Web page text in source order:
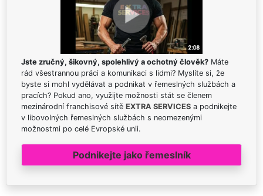
Jste zručný, šikovný, spolehlivý a ochotný člověk? Máte
rád všestrannou práci a komunikaci s lidmi? Myslíte si, že
byste si mohl vydělávat a podnikat v řemeslných službách a
pracích? Pokud ano, využijte možnosti stát se členem
mezinárodní franchisové sítě EXTRA SERVICES a podnikejte
v libovolných řemeslných službách s neomezenými
možnostmi po celé Evropské unii.
Podnikejte jako řemeslník